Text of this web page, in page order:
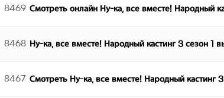
8469 Смотреть онлайн Ну-ка, все вместе! Народный
8468 Ну-ка, все вместе! Народный кастинг 3 сезон 1
8467 Смотреть Ну-ка, все вместе! Народный кастинг